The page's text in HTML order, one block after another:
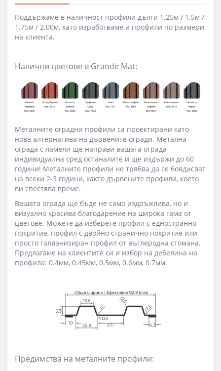
Поддържаме в наличност профили дълги 1.25м / 1.5м /
1.75м / 2.00м, като изработваме и профили по размери
на клиента.
Налични цветове в Grande Mat:
Металните оградни профили са проектирани като
нова алтернатива на дървените огради. Метална
ограда с ламели ще направи вашата ограда
индивидуална сред останалите и ще издържи до 60
години! Металните профили не трябва да се боядисват
на всеки 2-3 години, както дървените профили, което
ви спестява време.
Вашата ограда ще бъде не само издръжлива, но и
визуално красива благодарение на широка гама от
цветове. Можете да изберете профил с едностранно
покритие, профил с двойно странично покритие или
просто галванизиран профил от въглеродна стомана.
Предлагаме на клиентите си и избор на дебелина на
профила: 0.4мм, 0.45мм, 0.5мм, 0.6мм, 0.7мм.
Предимства на металните профили: